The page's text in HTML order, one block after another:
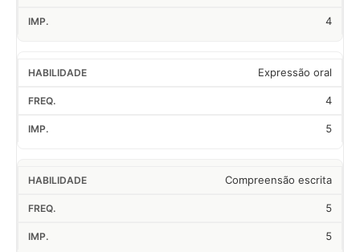
4
Expressão oral
4
5
Compreensão escrita
5
5